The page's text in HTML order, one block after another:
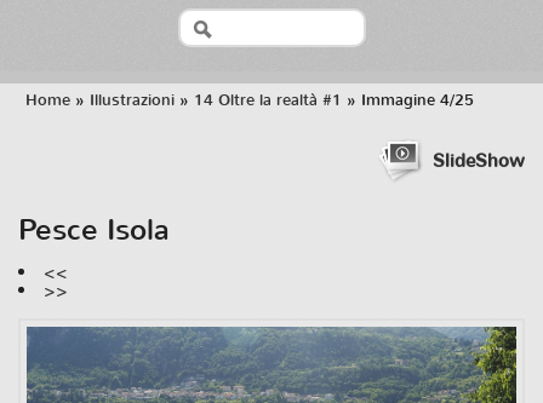
Home » Illustrazioni » 14 Oltre la realtà #1 » Immagine 4/25
SlideShow
Pesce Isola
<<
>>